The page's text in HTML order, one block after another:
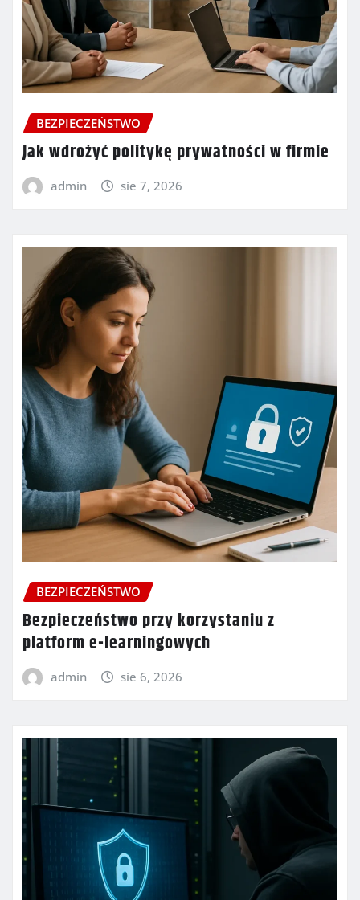
BEZPIECZEŃSTWO
Jak wdrożyć politykę prywatności w firmie
admin sie 7, 2026
BEZPIECZEŃSTWO
Bezpieczeństwo przy korzystaniu z
platform e-learningowych
admin sie 6, 2026